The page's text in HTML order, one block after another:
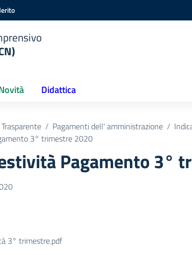
Didattica
Pagamenti dell' amministrazione
3° trimestre 2020
Pagamento 3°
3° trimestre.pdf